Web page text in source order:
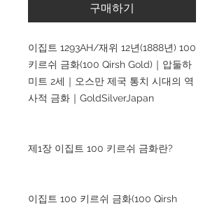
구매하기
이집트 1293AH/재위 12년(1888년) 100
키르쉬 금화(100 Qirsh Gold)｜압둘하
미트 2세｜오스만 제국 통치 시대의 역
사적 금화｜GoldSilverJapan
제1장 이집트 100 키르쉬 금화란?
이집트 100 키르쉬 금화(100 Qirsh